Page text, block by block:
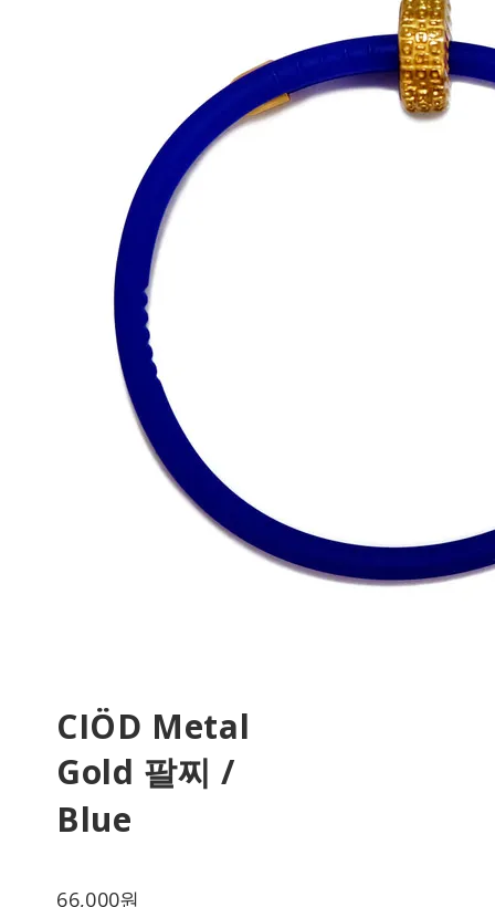
CIÖD Metal
Gold 팔찌 /
Blue
66,000원